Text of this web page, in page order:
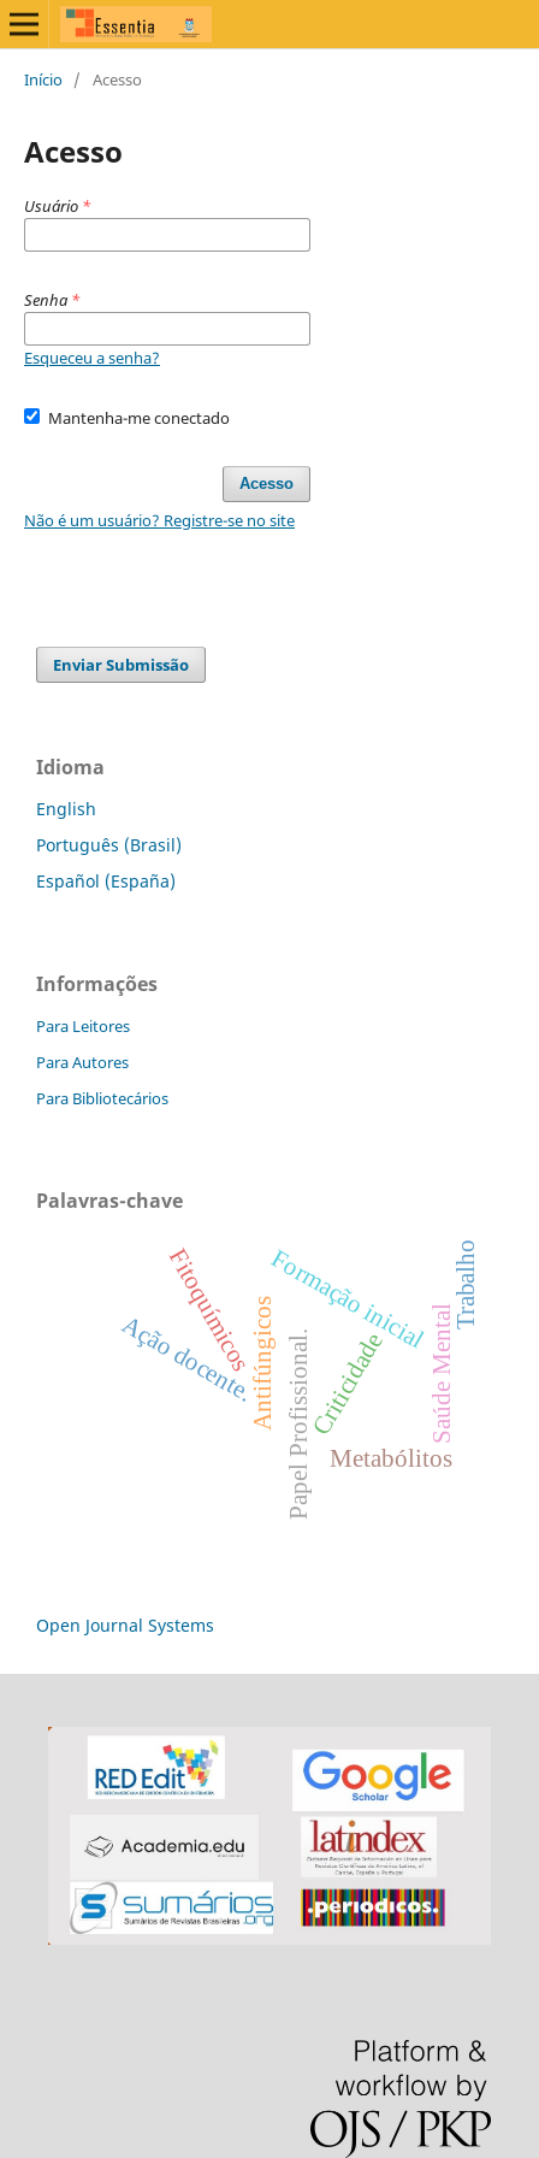
Início / Acesso
Acesso
Usuário *
Senha *
Esqueceu a senha?
Mantenha-me conectado
Acesso
Não é um usuário? Registre-se no site
Enviar Submissão
Idioma
English
Português (Brasil)
Español (España)
Informações
Para Leitores
Para Autores
Para Bibliotecários
Palavras-chave
Papel Profissional.
Ação docente. Criticidade
Formação inicial
Saúde Mental
Antifúngicos
Fitoquímicos
Metabólitos
Trabalho
Open Journal Systems